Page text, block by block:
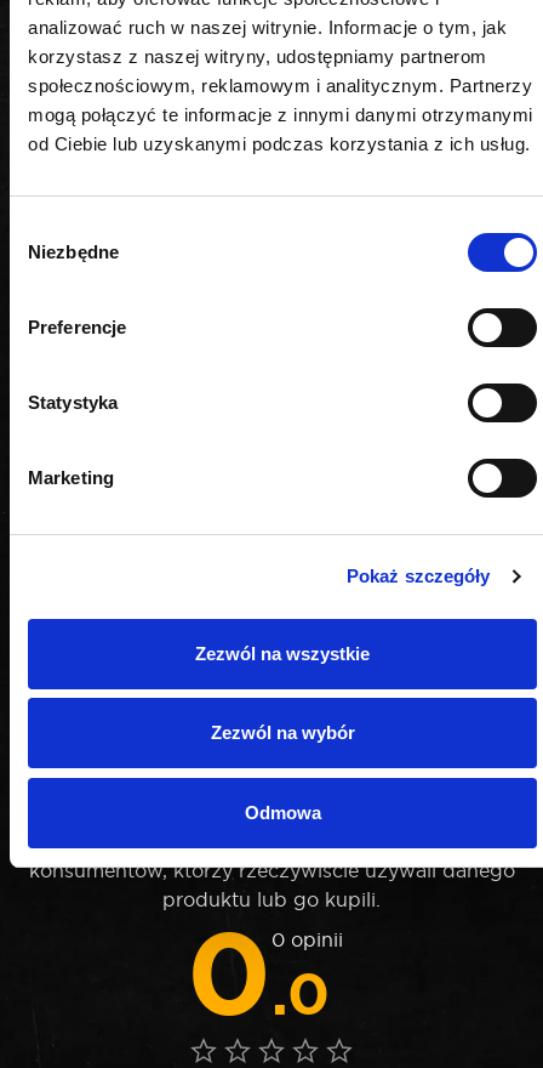
analizować ruch w naszej witrynie. Informacje o tym, jak
korzystasz z naszej witryny, udostępniamy partnerom
społecznościowym, reklamowym i analitycznym. Partnerzy
mogą połączyć te informacje z innymi danymi otrzymanymi
od Ciebie lub uzyskanymi podczas korzystania z ich usług.
zgody
Niezbędne
Preferencje
Statystyka
Marketing
Pokaż szczegóły
Zezwól na wszystkie
Zezwól na wybór
Odmowa
PODOBNE PRODUKTY
OPINIE
konsumentów, którzy rzeczywiście używali danego
produktu lub go kupili.
0.0
0 opinii